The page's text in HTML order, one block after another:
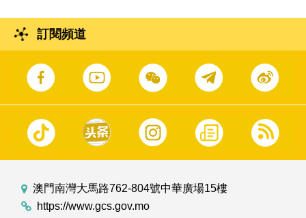
訂閱頻道
澳門南灣大馬路762-804號中華廣場15樓
https://www.gcs.gov.mo